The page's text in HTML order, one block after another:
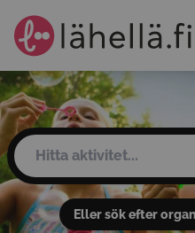
Eller sök efter